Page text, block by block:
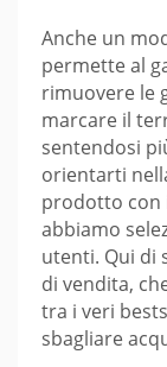
Anche un
permette al
rimuovere le
marcare il
sentendosi
orientarti
prodotto con
abbiamo
utenti. Qui di
di vendita,
tra i veri
sbagliare